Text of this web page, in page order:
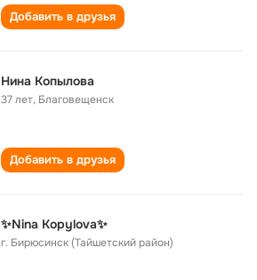
Добавить в друзья
Нина Копылова
37 лет, Благовещенск
Добавить в друзья
✨Nina Kopylova✨
г. Бирюсинск (Тайшетский район)